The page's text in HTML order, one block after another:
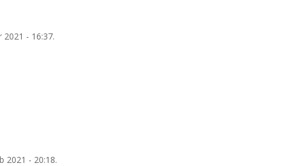
- 16:37.
2021 - 20:18.